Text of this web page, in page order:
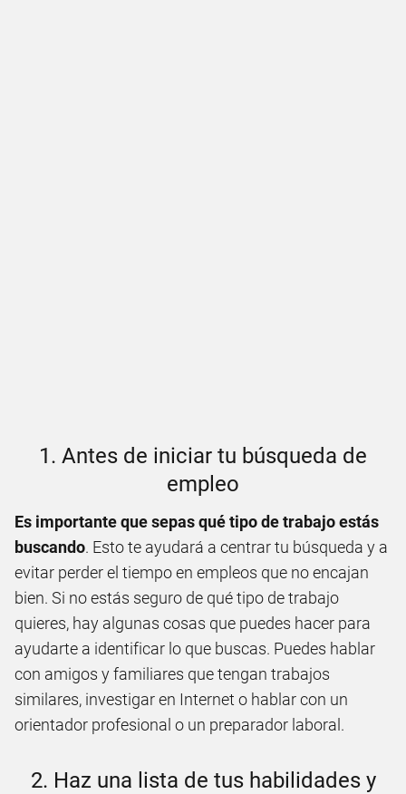
1. Antes de iniciar tu búsqueda de
empleo
Es importante que sepas qué tipo de trabajo estás
buscando. Esto te ayudará a centrar tu búsqueda y a
evitar perder el tiempo en empleos que no encajan
bien. Si no estás seguro de qué tipo de trabajo
quieres, hay algunas cosas que puedes hacer para
ayudarte a identificar lo que buscas. Puedes hablar
con amigos y familiares que tengan trabajos
similares, investigar en Internet o hablar con un
orientador profesional o un preparador laboral.
2. Haz una lista de tus habilidades y